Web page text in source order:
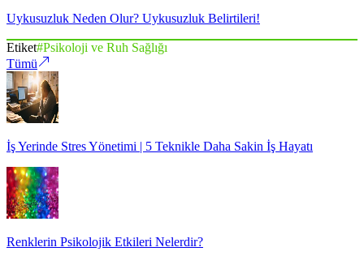
Uykusuzluk Neden Olur? Uykusuzluk Belirtileri!
Etiket#Psikoloji ve Ruh Sağlığı
Tümü
İş Yerinde Stres Yönetimi | 5 Teknikle Daha Sakin İş Hayatı
Renklerin Psikolojik Etkileri Nelerdir?